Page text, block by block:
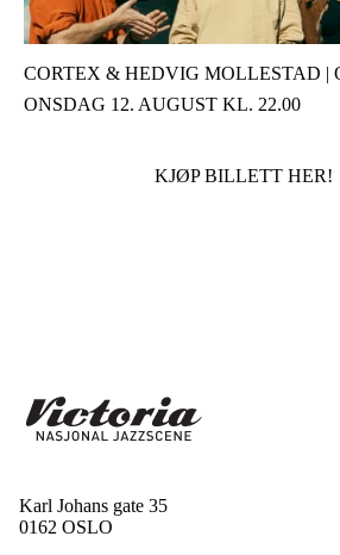
CORTEX & HEDVIG MOLLESTAD |
ONSDAG 12. AUGUST KL. 22.00
KJØP BILLETT HER!
Karl Johans gate 35
0162 OSLO